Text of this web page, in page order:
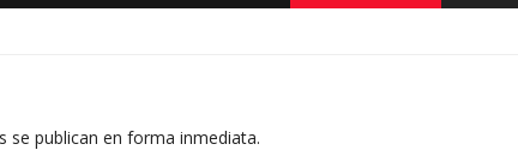
publican en forma inmediata.